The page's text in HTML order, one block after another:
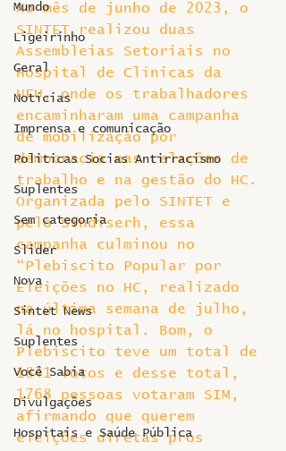
Mundo
Ligeirinho
Geral
Notícias
Imprensa e comunicação
Politicas Socias Antirracismo
Suplentes
Sem categoria
Slider
Nova
Sintet News
Suplentes
Você Sabia
Divulgações
Hospitais e Saúde Pública
No mês de junho de 2023, o
SINTET realizou duas
Assembleias Setoriais no
Hospital de Clínicas da
UFU, onde os trabalhadores
encaminharam uma campanha
de mobilização por
democracia nas relações de
trabalho e na gestão do HC.
Organizada pelo SINTET e
pelo Sindiserh, essa
campanha culminou no
“Plebiscito Popular por
Eleições no HC, realizado
na última semana de julho,
lá no hospital. Bom, o
Plebiscito teve um total de
1841 votos e desse total,
1768 pessoas votaram SIM,
afirmando que querem
eleições diretas pros